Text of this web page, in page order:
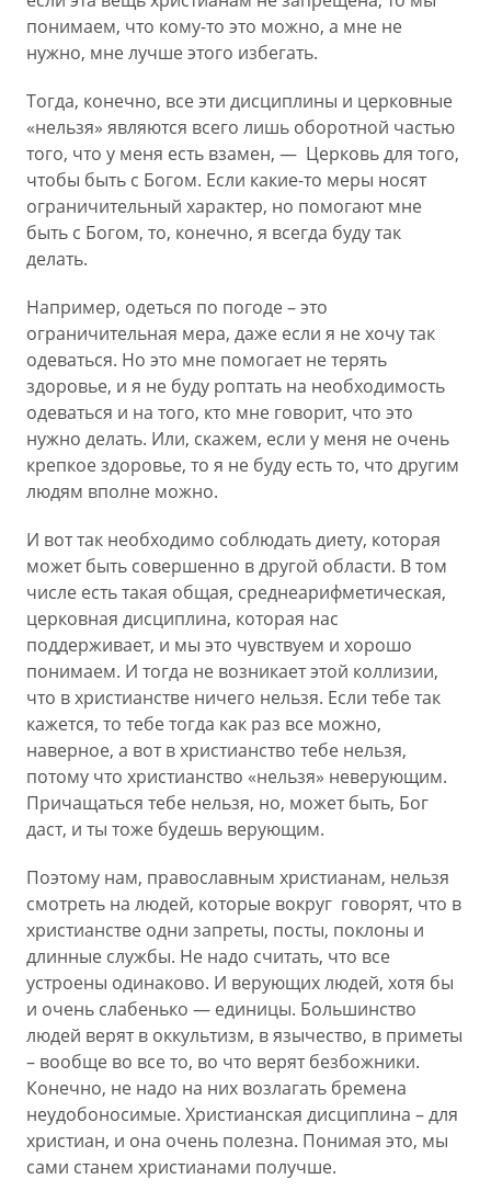
понимаем, что кому-то это можно, а мне не
нужно, мне лучше этого избегать.
Тогда, конечно, все эти дисциплины и церковные
«нельзя» являются всего лишь оборотной частью
того, что у меня есть взамен, — Церковь для того,
чтобы быть с Богом. Если какие-то меры носят
ограничительный характер, но помогают мне
быть с Богом, то, конечно, я всегда буду так
делать.
Например, одеться по погоде – это
ограничительная мера, даже если я не хочу так
одеваться. Но это мне помогает не терять
здоровье, и я не буду роптать на необходимость
одеваться и на того, кто мне говорит, что это
нужно делать. Или, скажем, если у меня не очень
крепкое здоровье, то я не буду есть то, что другим
людям вполне можно.
И вот так необходимо соблюдать диету, которая
может быть совершенно в другой области. В том
числе есть такая общая, среднеарифметическая,
церковная дисциплина, которая нас
поддерживает, и мы это чувствуем и хорошо
понимаем. И тогда не возникает этой коллизии,
что в христианстве ничего нельзя. Если тебе так
кажется, то тебе тогда как раз все можно,
наверное, а вот в христианство тебе нельзя,
потому что христианство «нельзя» неверующим.
Причащаться тебе нельзя, но, может быть, Бог
даст, и ты тоже будешь верующим.
Поэтому нам, православным христианам, нельзя
смотреть на людей, которые вокруг говорят, что в
христианстве одни запреты, посты, поклоны и
длинные службы. Не надо считать, что все
устроены одинаково. И верующих людей, хотя бы
и очень слабенько — единицы. Большинство
людей верят в оккультизм, в язычество, в приметы
– вообще во все то, во что верят безбожники.
Конечно, не надо на них возлагать бремена
неудобоносимые. Христианская дисциплина – для
христиан, и она очень полезна. Понимая это, мы
сами станем христианами получше.